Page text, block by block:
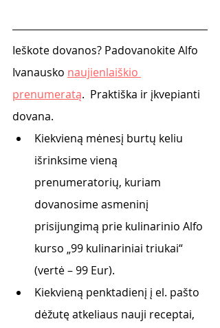
Ieškote dovanos? Padovanokite Alfo
Ivanausko naujienlaiškio
prenumeratą.  Praktiška ir įkvepianti
dovana.
Kiekvieną mėnesį burtų keliu
išrinksime vieną
prenumeratorių, kuriam
dovanosime asmeninį
prisijungimą prie kulinarinio Alfo
kurso „99 kulinariniai triukai“
(vertė – 99 Eur).
Kiekvieną penktadienį į el. pašto
dėžutę atkeliaus nauji receptai,